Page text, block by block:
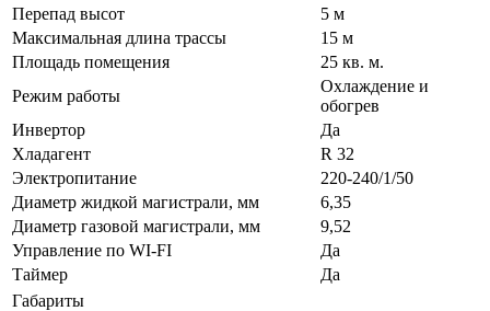
Перепад высот
5 м
Максимальная длина трассы
15 м
Площадь помещения
25 кв. м.
Режим работы
Охлаждение и
обогрев
Инвертор
Да
Хладагент
R 32
Электропитание
220-240/1/50
Диаметр жидкой магистрали, мм
6,35
Диаметр газовой магистрали, мм
9,52
Управление по WI-FI
Да
Таймер
Да
Габариты